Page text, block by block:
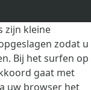
zijn kleine
zodat u
Bij het surfen op
gaat met
uw browser het